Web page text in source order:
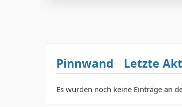
Pinnwand Letzte
Es wurden noch keine Einträge an